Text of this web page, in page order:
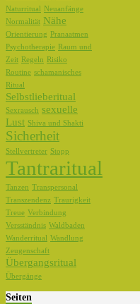
Naturritual
Neuanfänge
Normalität Nähe
Orientierung
Pranaatmen
Psychotherapie Raum und
Zeit Regeln
Risiko
Routine schamanisches
Ritual
Selbstlieberitual
Sexrausch sexuelle
Lust Shiva und Shakti
Sicherheit
Stellvertreter Stopp
Tantraritual
Tanzen Transpersonal
Transzendenz Traurigkeit
Treue Verbindung
Versständnis Waldbaden
Wanderritual Wandlung
Zeugenschaft
Übergangsritual
Übergänge
Seiten